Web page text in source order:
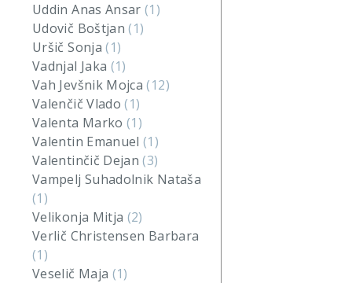
Uddin Anas Ansar(1)
Udovič Boštjan(1)
Uršič Sonja(1)
Vadnjal Jaka (1)
Vah Jevšnik Mojca(12)
Valenčič Vlado(1)
Valenta Marko(1)
Valentin Emanuel(1)
Valentinčič Dejan(3)
Vampelj Suhadolnik Nataša
(1)
Velikonja Mitja (2)
Verlič Christensen Barbara
(1)
Veselič Maja (1)